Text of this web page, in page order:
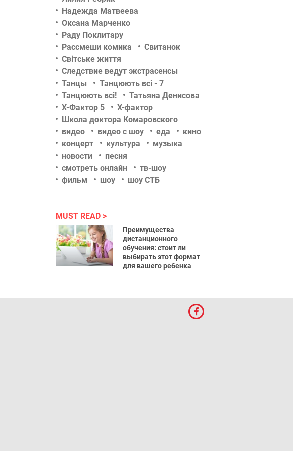
Надежда Матвеева
Оксана Марченко
Раду Поклитару
Рассмеши комика
Свитанок
Світське життя
Следствие ведут экстрасенсы
Танцы
Танцюють всі - 7
Танцюють всі!
Татьяна Денисова
Х-Фактор 5
Х-фактор
Школа доктора Комаровского
видео
видео с шоу еда
кино
концерт
культура
музыка
новости
песня
смотреть онлайн
тв-шоу
фильм
шоу шоу СТБ
MUST READ
Преимущества
дистанционного
обучения: стоит ли
выбирать этот формат
для вашего ребенка